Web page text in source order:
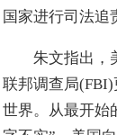
国家进行司法追
朱文指出，美
联邦调查局
世界。从最开始